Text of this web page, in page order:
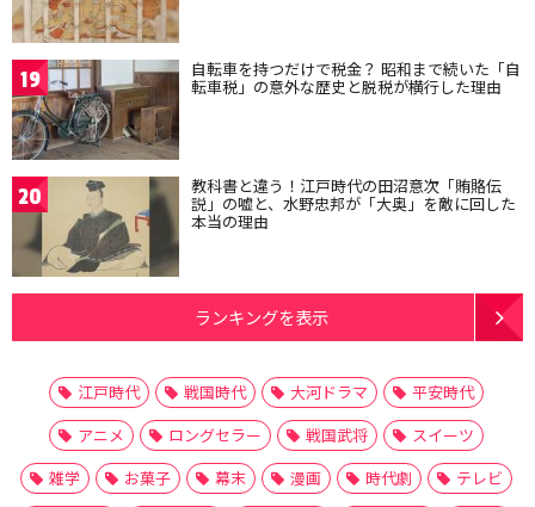
19 自転車を持つだけで税金？ 昭和まで続いた「自
転車税」の意外な歴史と脱税が横行した理由
20 教科書と違う！江戸時代の田沼意次「賄賂伝
説」の嘘と、水野忠邦が「大奥」を敵に回した
本当の理由
ランキングを表示
江戸時代 戦国時代 大河ドラマ
平安時代
アニメ
ロングセラー 戦国武将
スイーツ
雑学
お菓子 幕末 漫画 時代劇
テレビ